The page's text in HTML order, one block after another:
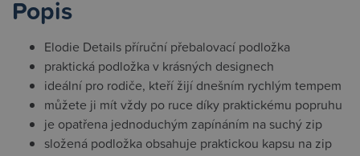
Popis
Elodie Details příruční přebalovací podložka
praktická podložka v krásných designech
ideální pro rodiče, kteří žijí dnešním rychlým tempem
můžete ji mít vždy po ruce díky praktickému popruhu
je opatřena jednoduchým zapínáním na suchý zip
složená podložka obsahuje praktickou kapsu na zip